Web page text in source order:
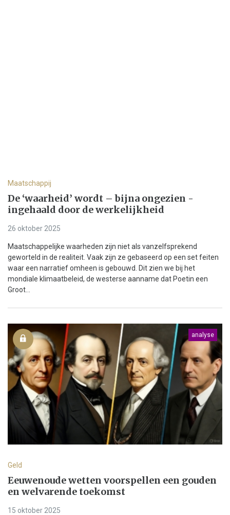
Maatschappij
De ‘waarheid’ wordt – bijna ongezien -
ingehaald door de werkelijkheid
26 oktober 2025
Maatschappelijke waarheden zijn niet als vanzelfsprekend
geworteld in de realiteit. Vaak zijn ze gebaseerd op een set feiten
waar een narratief omheen is gebouwd. Dit zien we bij het
mondiale klimaatbeleid, de westerse aanname dat Poetin een
Groot...
analyse
Geld
Eeuwenoude wetten voorspellen een gouden
en welvarende toekomst
15 oktober 2025